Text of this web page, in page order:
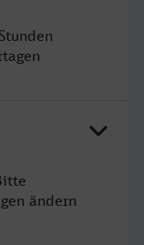
ändern